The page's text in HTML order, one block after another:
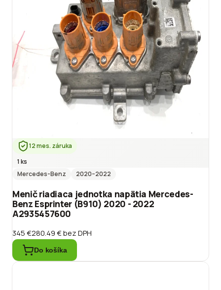
12 mes. záruka
1 ks
Mercedes-Benz
2020–2022
Menič riadiaca jednotka napätia Mercedes-
Benz Esprinter (B910) 2020 - 2022
A2935457600
345 €280.49 €bez DPH
Do košíka